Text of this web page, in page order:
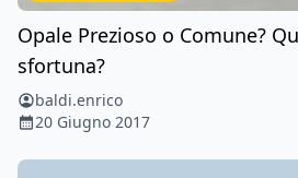
Opale Prezioso o Comune?
sfortuna?
baldi.enrico
20 Giugno 2017